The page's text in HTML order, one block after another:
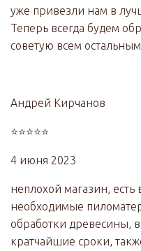
уже привезли нам в
Теперь всегда будем
советую всем остальным
Андрей Кирчанов
⭐⭐⭐⭐⭐
4 июня 2023
неплохой магазин, есть
необходимые
обработки древесины,
кратчайшие сроки,